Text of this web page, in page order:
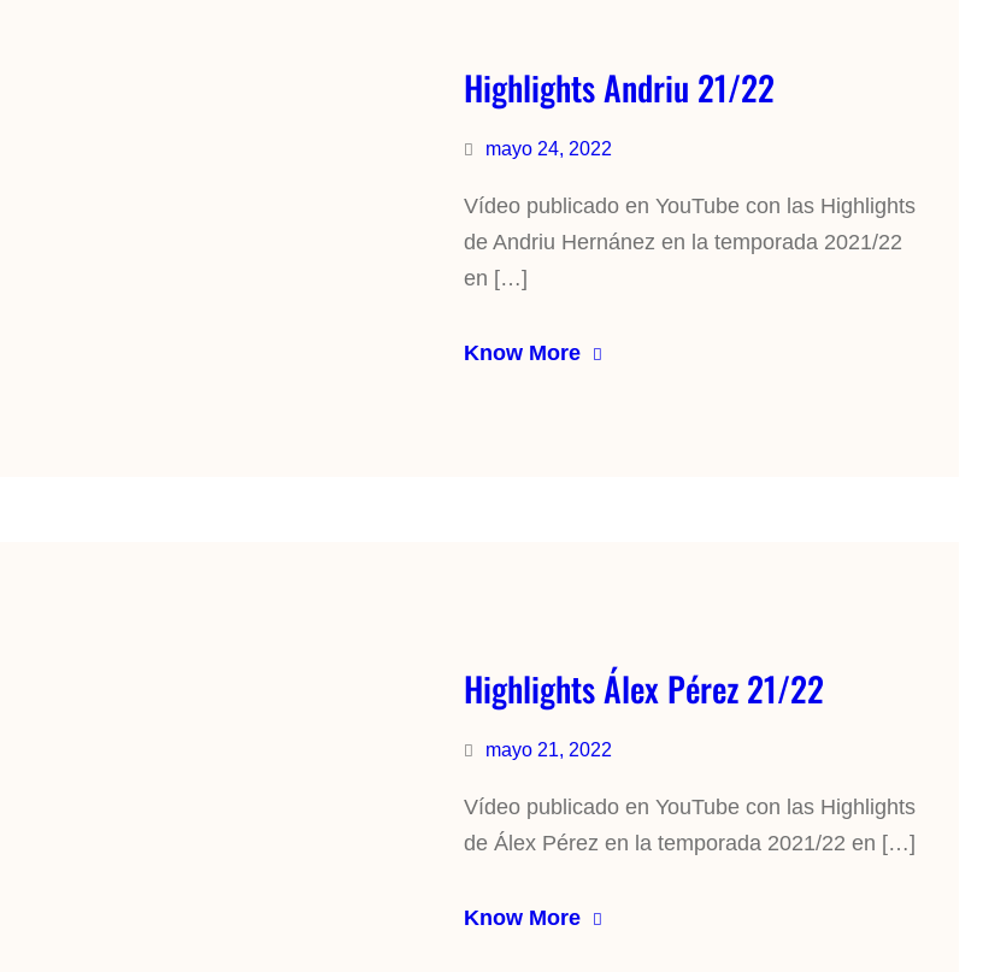
Highlights Andriu 21/22
mayo 24, 2022
Vídeo publicado en YouTube con las Highlights
de Andriu Hernánez en la temporada 2021/22
en […]
Know More
Highlights Álex Pérez 21/22
mayo 21, 2022
Vídeo publicado en YouTube con las Highlights
de Álex Pérez en la temporada 2021/22 en […]
Know More